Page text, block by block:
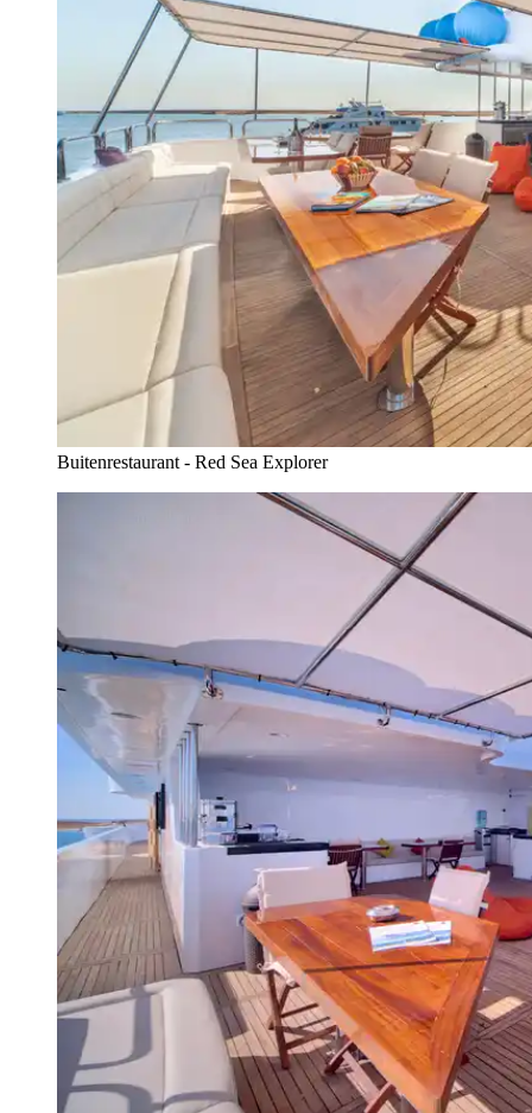
Buitenrestaurant - Red Sea Explorer